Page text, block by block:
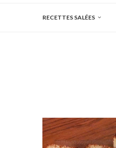
RECETTES SALÉES